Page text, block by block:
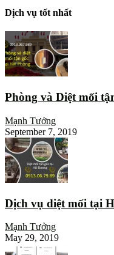
Dịch vụ tốt nhất
Phòng và Diệt mối
Mạnh Tưởng
September 7, 2019
Dịch vụ diệt mối tại
Mạnh Tưởng
May 29, 2019